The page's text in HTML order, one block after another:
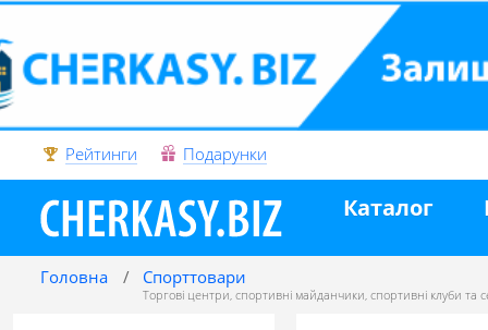
Рейтинги Подарунки
Каталог
Головна Спорттовари
Торгові центри, спортивні майданчики, спортивні клуби та